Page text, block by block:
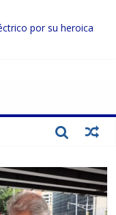
por su heroica
el sector privado para
del SEN
fortalecer el SEN